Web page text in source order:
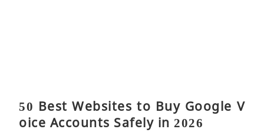
50 Best Websites to Buy Google V
oice Accounts Safely in 2026